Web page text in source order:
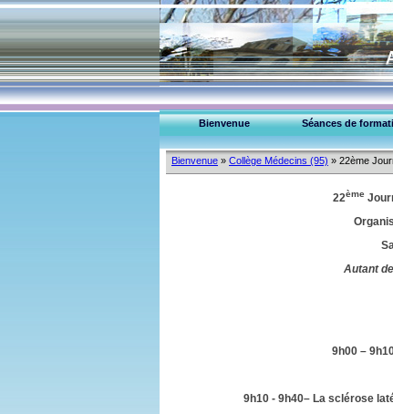
Bienvenue » Collège Médecins (95) » 22ème
22ème
Autant
9h00 –
9h10 - 9h40– La sclérose
Bienvenue Séances de